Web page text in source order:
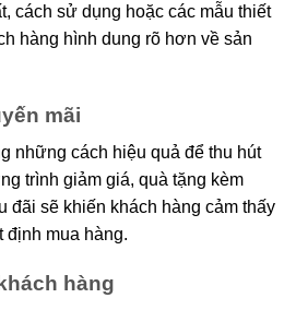
cách sử dụng hoặc các mẫu thiết
hàng hình dung rõ hơn về sản
mãi
những cách hiệu quả để thu hút
trình giảm giá, quà tặng kèm
đãi sẽ khiến khách hàng cảm thấy
định mua hàng.
hàng